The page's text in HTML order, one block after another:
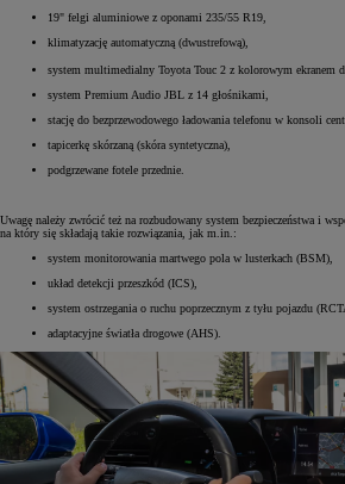
19" felgi aluminiowe z oponami 235/55 R19,
klimatyzację automatyczną (dwustrefową),
system multimedialny Toyota Touc 2 z kolorowym ekranem
system Premium Audio JBL z 14 głośnikami,
stację do bezprzewodowego ładowania telefonu w konsoli
tapicerkę skórzaną (skóra syntetyczna),
podgrzewane fotele przednie.
Uwagę należy zwrócić też na rozbudowany system bezpieczeństwa i
na który się składają takie rozwiązania, jak m.in.:
system monitorowania martwego pola w lusterkach (BSM),
układ detekcji przeszkód (ICS),
system ostrzegania o ruchu poprzecznym z tyłu pojazdu
adaptacyjne światła drogowe (AHS).